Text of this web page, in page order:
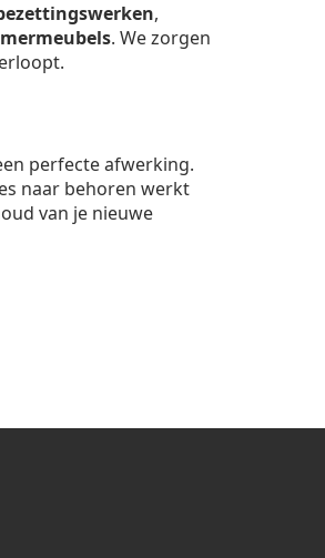
,
. We zorgen
perfecte afwerking.
naar behoren werkt
van je nieuwe